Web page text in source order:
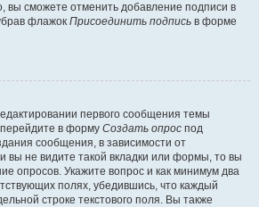
вы сможете отменить добавление подписи в
флажок Присоединить подпись в форме
первого сообщения темы
в форму Создать опрос под
сообщения, в зависимости от
вы не видите такой вкладки или формы, то вы
опросов. Укажите вопрос и как минимум два
полях, убедившись, что каждый
строке текстового поля. Вы также